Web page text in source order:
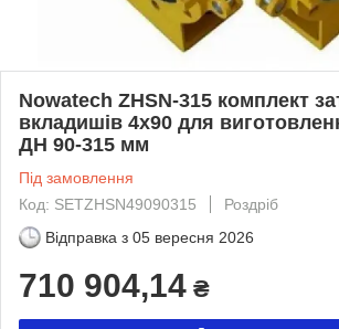
Nowatech ZHSN-315 комплект
вкладишів 4x90 для
ДН 90-315 мм
Під замовлення
Код: SETZHSN49090315
Роздріб
Відправка з 05 вересня 2026
710 904,14 ₴